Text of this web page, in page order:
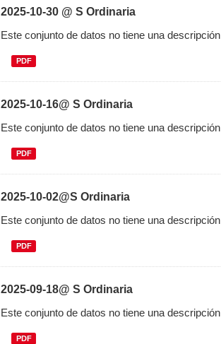
2025-10-30 @ S Ordinaria
Este conjunto de datos no tiene una descripción
PDF
2025-10-16@ S Ordinaria
Este conjunto de datos no tiene una descripción
PDF
2025-10-02@S Ordinaria
Este conjunto de datos no tiene una descripción
PDF
2025-09-18@ S Ordinaria
Este conjunto de datos no tiene una descripción
PDF